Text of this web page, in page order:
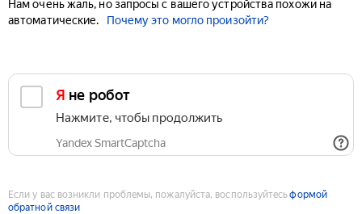
Нам очень жаль, но запросы с вашего устройства похожи на
автоматические.
Почему это могло произойти?
Я не робот
Нажмите, чтобы продолжить
Yandex SmartCaptcha
Если у вас возникли проблемы, пожалуйста, воспользуйтесьформой
обратной связи